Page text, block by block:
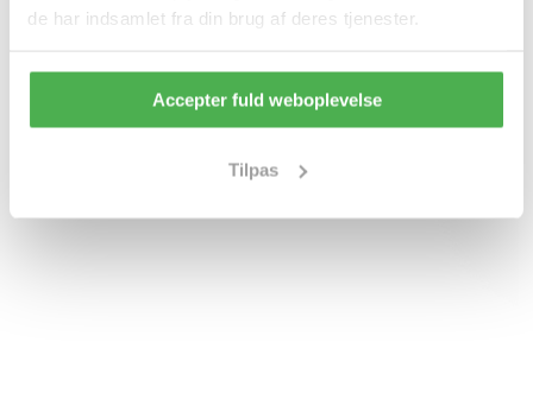
de har indsamlet fra din brug af deres tjenester.
Accepter fuld weboplevelse
Tilpas